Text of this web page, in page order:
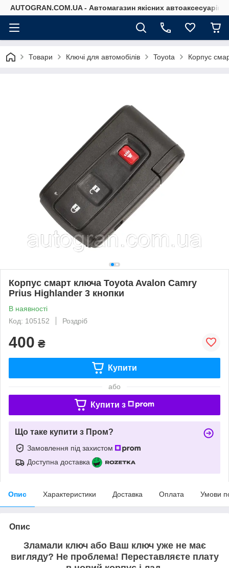
AUTOGRAN.COM.UA - Автомагазин якісних автоаксесуарів
Товари Ключі для автомобілів Toyota Корпус
Корпус смарт ключа Toyota Avalon Camry
Prius Highlander 3 кнопки
В наявності
Код: 105152
Роздріб
400 ₴
Купити
або
Купити з
Що таке купити з Пром?
Замовлення під захистом
Доступна доставка
Опис Характеристики Доставка Оплата Умови
Опис
Зламали ключ або Ваш ключ уже не має
вигляду? Не проблема! Переставляєте плату